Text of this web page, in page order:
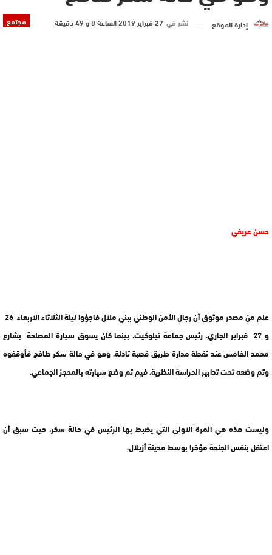
مجتمع إدارة الموقع نشر في 27 فبراير 2019 الساعة 8 و 49 دقيقة
حسن عريفي
و 27 فبراير الجاري، رئيس جماعة تيلوكيت، بينما كان يسوق سيارة المصلحة بشارع
محمد الخامس عند نقطة مدارة طريق قصبة تادلة، وهو في حالة سكر طافح فأوقفوه
وتم وضعه تحت تدابير الحراسة النظرية، فيم تم وضع سيارته بالمحجز الجماعي.
وليست هذه هي المرة الاولى التي يضبط بها الرئيس في حالة سكر، حيث سبق أن
اعتقل بنفس الجنحة مؤخرا بوسط مدينة أزيلال.